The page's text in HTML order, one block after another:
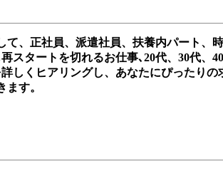
、正社員、派遣社員、扶養内パート、
タートを切れるお仕事､20代、30代、
しくヒアリングし、あなたにぴったりの
す。